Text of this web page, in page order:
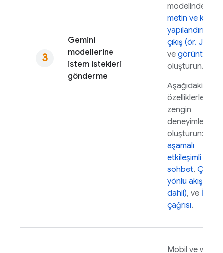
Gemini
modellerine
istem istekleri
gönderme
modelinde
metin ve kod
yapılandırılmış
çıkış (ör. JSON)
ve görüntüler
oluşturun.
Aşağıdaki
özelliklerle
zengin
deneyimler
oluşturun:
aşamalı
etkileşimli
sohbet, Çift
yönlü akış (ses
dahil), ve İşlev
çağrısı.
Mobil ve web